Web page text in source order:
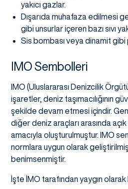
yakıcı gazlar.
Dışarıda muhafaza edilmesi
gibi unsurlar içeren bazı sıvı
Sis bombası veya dinamit gibi
IMO Sembolleri
IMO (Uluslararası Denizcilik
işaretler, deniz taşımacılığının
şekilde devam etmesi içindir.
diğer deniz araçları arasında
amacıyla oluşturulmuştur. IMO
normlara uygun olarak
benimsenmiştir.
İşte İMO tarafından yaygın